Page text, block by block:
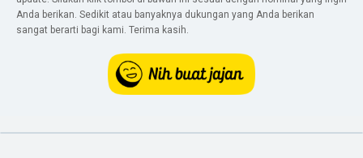
Anda berikan. Sedikit atau banyaknya dukungan yang Anda berikan
sangat berarti bagi kami. Terima kasih.